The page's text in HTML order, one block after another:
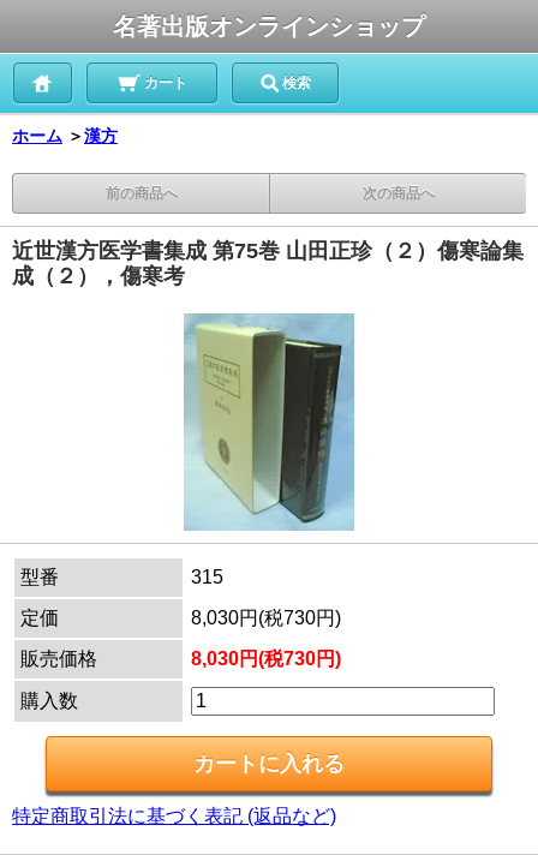
名著出版オンラインショップ
カート 検索
ホーム ＞漢方
前の商品へ 次の商品へ
近世漢方医学書集成 第75巻 山田正珍（２）傷寒論集
成（２），傷寒考
型番
315
定価
8,030円(税730円)
販売価格
8,030円(税730円)
購入数
特定商取引法に基づく表記 (返品など)